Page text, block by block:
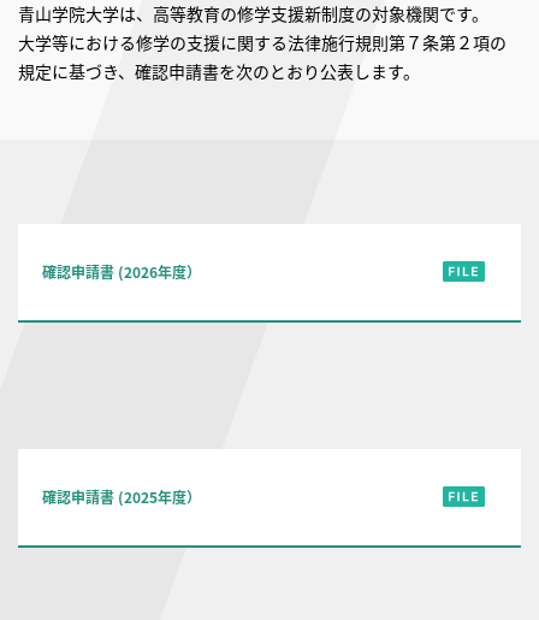
青山学院大学は、高等教育の修学支援新制度の対象機関です。
大学等における修学の支援に関する法律施行規則第７条第２項の
規定に基づき、確認申請書を次のとおり公表します。
確認申請書 (2026年度）
確認申請書 (2025年度）